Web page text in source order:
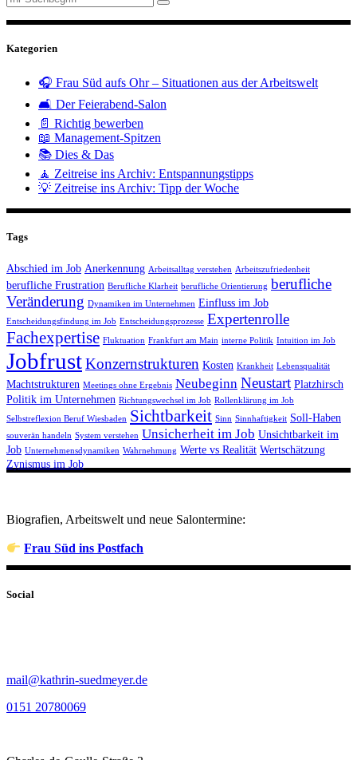
Kategorien
🎧 Frau Süd aufs Ohr – Situationen aus der Arbeitswelt
🛋️ Der Feierabend-Salon
📄 Richtig bewerben
📖 Management-Spitzen
📚 Dies & Das
🧘 Zeitreise ins Archiv: Entspannungstipps
💡 Zeitreise ins Archiv: Tipp der Woche
Tags
Abschied im Job Anerkennung Arbeitsalltag verstehen Arbeitszufriedenheit
berufliche Frustration Berufliche Klarheit berufliche Orientierung berufliche
Veränderung Dynamiken im Unternehmen Einfluss im Job
Entscheidungsfindung im Job Entscheidungsprozesse Expertenrolle
Fachexpertise Fluktuation Frankfurt am Main interne Politik Intuition im Job
JobfrustKonzernstrukturen Kosten Krankheit Lebensqualität
Machtstrukturen Meetings ohne Ergebnis Neubeginn Neustart Platzhirsch
Politik im Unternehmen Richtungswechsel im Job Rollenklärung im Job
Selbstreflexion Beruf Wiesbaden Sichtbarkeit Sinn Sinnhaftigkeit Soll-Haben
souverän handeln System verstehen Unsicherheit im Job Unsichtbarkeit im
Job Unternehmensdynamiken Wahrnehmung Werte vs Realität Wertschätzung
Zynismus im Job
Biografien, Arbeitswelt und neue Salontermine:
Frau Süd ins Postfach
Social
mail@kathrin-suedmeyer.de
0151 20780069